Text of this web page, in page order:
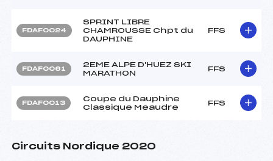
FDAF0024
SPRINT LIBRE
CHAMROUSSE Chpt du
DAUPHINE
FFS
FDAF0061
2EME ALPE D'HUEZ SKI
MARATHON
FFS
FDAF0013
Coupe du Dauphine
Classique Meaudre
FFS
Circuits Nordique 2020